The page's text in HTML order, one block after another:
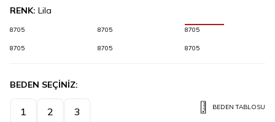
RENK: Lila
8705 8705 8705
8705 8705 8705
BEDEN SEÇİNİZ:
1 2 3 BEDEN TABLOSU